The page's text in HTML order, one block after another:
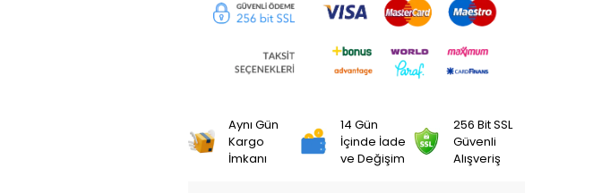
Aynı Gün
Kargo
İmkanı
14 Gün
İçinde İade
ve Değişim
256 Bit SSL
Güvenli
Alışveriş